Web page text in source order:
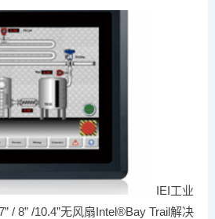
IEI工业
/ 8” /10.4”无风扇Intel®Bay Trail解决